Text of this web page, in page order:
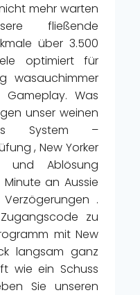
mehr warten
fließende
über 3.500
optimiert für
wasauchimmer
Was
unser weinen
System –
, New Yorker
und Ablösung
an Aussie
.
zu
mit New
langsam ganz
wie ein Schuss
Sie unseren